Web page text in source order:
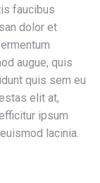
faucibus
dolor et
augue, quis
quis sem eu
elit at,
ipsum
lacinia.